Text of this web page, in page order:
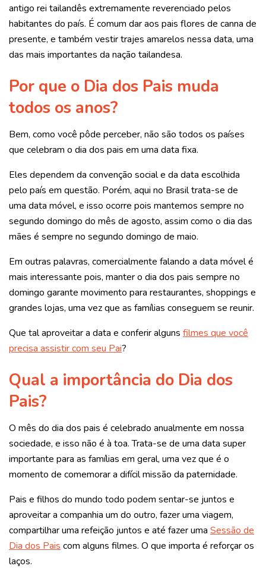
antigo rei tailandês extremamente reverenciado pelos
habitantes do país. É comum dar aos pais flores de canna de
presente, e também vestir trajes amarelos nessa data, uma
das mais importantes da nação tailandesa.
Por que o Dia dos Pais muda
todos os anos?
Bem, como você pôde perceber, não são todos os países
que celebram o dia dos pais em uma data fixa.
Eles dependem da convenção social e da data escolhida
pelo país em questão. Porém, aqui no Brasil trata-se de
uma data móvel, e isso ocorre pois mantemos sempre no
segundo domingo do mês de agosto, assim como o dia das
mães é sempre no segundo domingo de maio.
Em outras palavras, comercialmente falando a data móvel é
mais interessante pois, manter o dia dos pais sempre no
domingo garante movimento para restaurantes, shoppings e
grandes lojas, uma vez que as famílias conseguem se reunir.
Que tal aproveitar a data e conferir alguns filmes que você
precisa assistir com seu Pai?
Qual a importância do Dia dos
Pais?
O mês do dia dos pais é celebrado anualmente em nossa
sociedade, e isso não é à toa. Trata-se de uma data super
importante para as famílias em geral, uma vez que é o
momento de comemorar a difícil missão da paternidade.
Pais e filhos do mundo todo podem sentar-se juntos e
aproveitar a companhia um do outro, fazer uma viagem,
compartilhar uma refeição juntos e até fazer uma Sessão de
Dia dos Pais com alguns filmes. O que importa é reforçar os
laços.